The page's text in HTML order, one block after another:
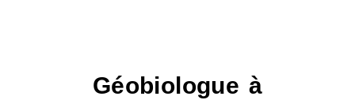
Géobiologue à